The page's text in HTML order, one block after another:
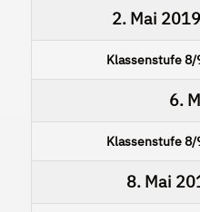
2. Mai 2019
Klassenstufe 8/
6.
Klassenstufe 8/
8. Mai